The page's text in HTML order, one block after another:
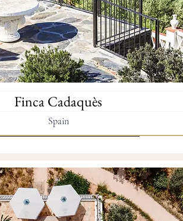
Finca Cadaquès
Spain